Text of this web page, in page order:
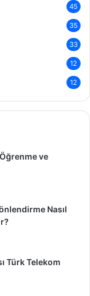
45
35
33
12
12
ve
Nasıl
Türk Telekom